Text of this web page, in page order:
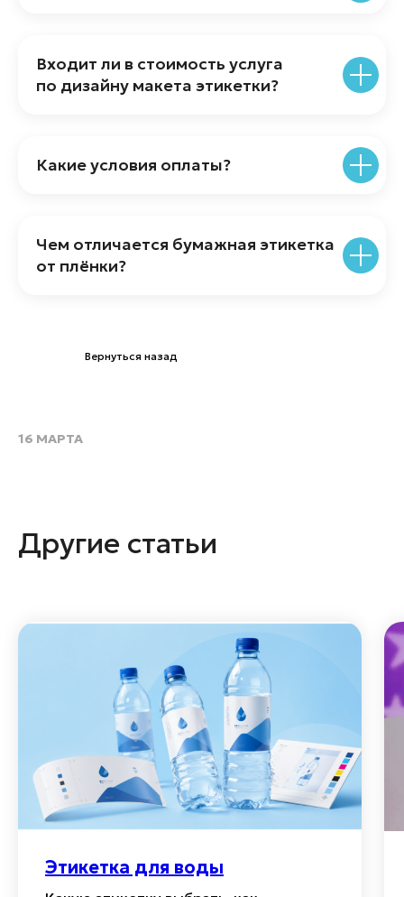
Входит ли в стоимость услуга
по дизайну макета этикетки?
Какие условия оплаты?
Чем отличается бумажная этикетка
от плёнки?
Вернуться назад
16 МАРТА
Другие статьи
Этикетка для воды
Написать директору